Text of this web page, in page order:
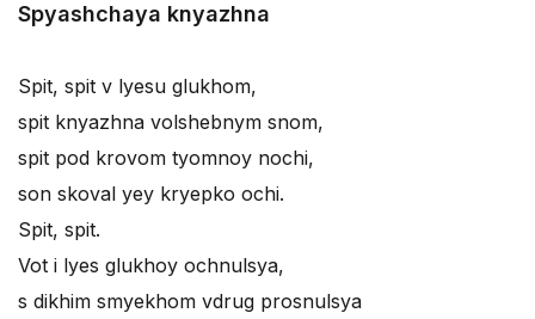
Spyashchaya knyazhna
Spit, spit v lyesu glukhom,
spit knyazhna volshebnym snom,
spit pod krovom tyomnoy nochi,
son skoval yey kryepko ochi.
Spit, spit.
Vot i lyes glukhoy ochnulsya,
s dikhim smyekhom vdrug prosnulsya